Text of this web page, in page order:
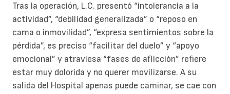
Tras la operación, L.C. presentó “intolerancia a la
actividad”, “debilidad generalizada” o “reposo en
cama o inmovilidad”, “expresa sentimientos sobre la
pérdida”, es preciso “facilitar del duelo” y “apoyo
emocional” y atraviesa “fases de aflicción” refiere
estar muy dolorida y no querer movilizarse. A su
salida del Hospital apenas puede caminar, se cae con